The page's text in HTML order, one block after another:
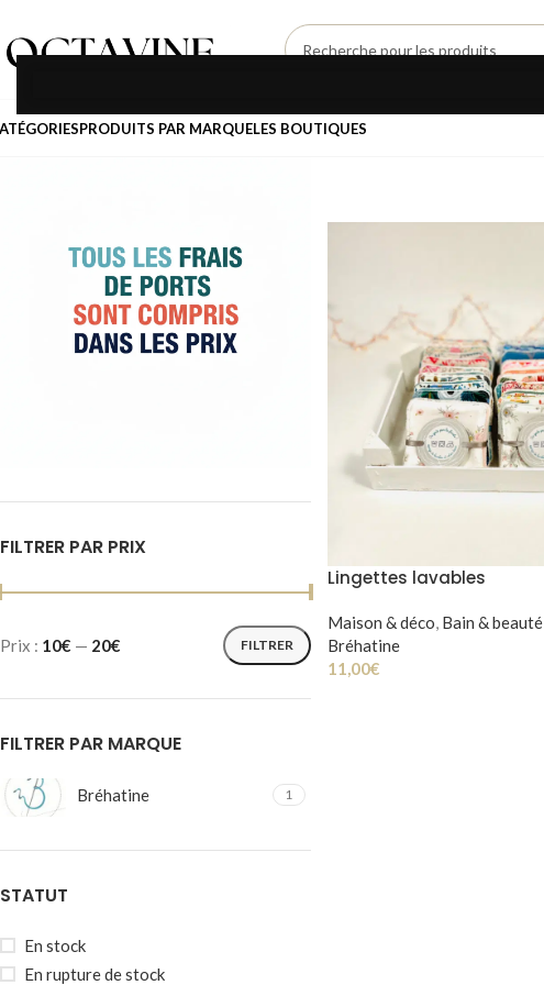
PRODUITS PAR MARQUELES BOUTIQUES
FILTRER PAR PRIX
FILTRER
Prix : 10€ — 20€
FILTRER PAR MARQUE
Bréhatine 1
STATUT
En stock
En rupture de stock
Lingettes lavables
Maison & déco, Bain & beauté
Bréhatine
11,00€